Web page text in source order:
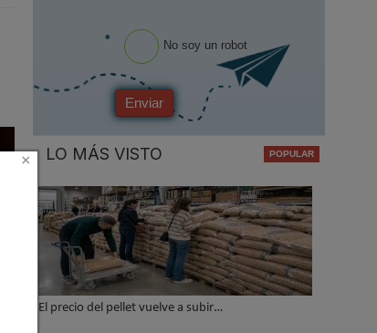
* No soy un robot
Enviar
LO MÁS VISTO
El precio del pellet vuelve a subir…
×